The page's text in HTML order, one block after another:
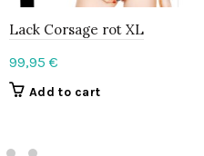
Lack Corsage rot XL
99,95 €
Add to cart